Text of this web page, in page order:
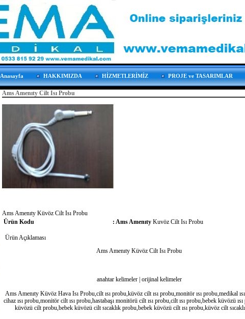
Anasayfa HAKKIMIZDA HİZMETLERİMİZ PROJE ve TASARIMLAR
Ams Amenıty Cilt Isı Probu
Ams Amenıty Küvöz Cilt Isı Probu
Ürün Kodu
: Ams Amenıty Kuvöz Cilt Isı Probu
Ürün Açıklaması
Ams Amenıty Küvöz Cilt Isı Probu
anahtar kelimeler | orijinal kelimeler
Ams Amenıty Küvöz Hava Isı Probu,cilt ısı probu,küvöz cilt ısı probu,monitör ısı probu,medikal
cihaz ısı probu,monitör cilt ısı probu,hastabaşı monitörü cilt ısı probu,cilt ısı probu,bebek küvözü
küvözü cilt probu,bebek küvözü cilt sıcaklık probu,bebek küvözü cilt ısı probu,küvöz cilt